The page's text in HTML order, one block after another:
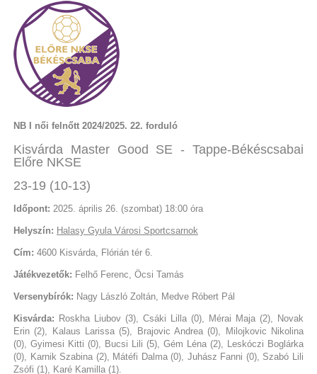
NB I női felnőtt 2024/2025. 22. forduló
Kisvárda Master Good SE - Tappe-Békéscsabai
Előre NKSE
23-19 (10-13)
Időpont: 2025. április 26. (szombat) 18:00 óra
Helyszín: Halasy Gyula Városi Sportcsarnok
Cím: 4600 Kisvárda, Flórián tér 6.
Játékvezetők: Felhő Ferenc, Öcsi Tamás
Versenybírók: Nagy László Zoltán, Medve Róbert Pál
Kisvárda: Roskha Liubov (3), Csáki Lilla (0), Mérai Maja (2), Novak
Erin (2), Kalaus Larissa (5), Brajovic Andrea (0), Milojkovic Nikolina
(0), Gyimesi Kitti (0), Bucsi Lili (5), Gém Léna (2), Leskóczi Boglárka
(0), Karnik Szabina (2), Mátéfi Dalma (0), Juhász Fanni (0), Szabó Lili
Zsófi (1), Karé Kamilla (1).